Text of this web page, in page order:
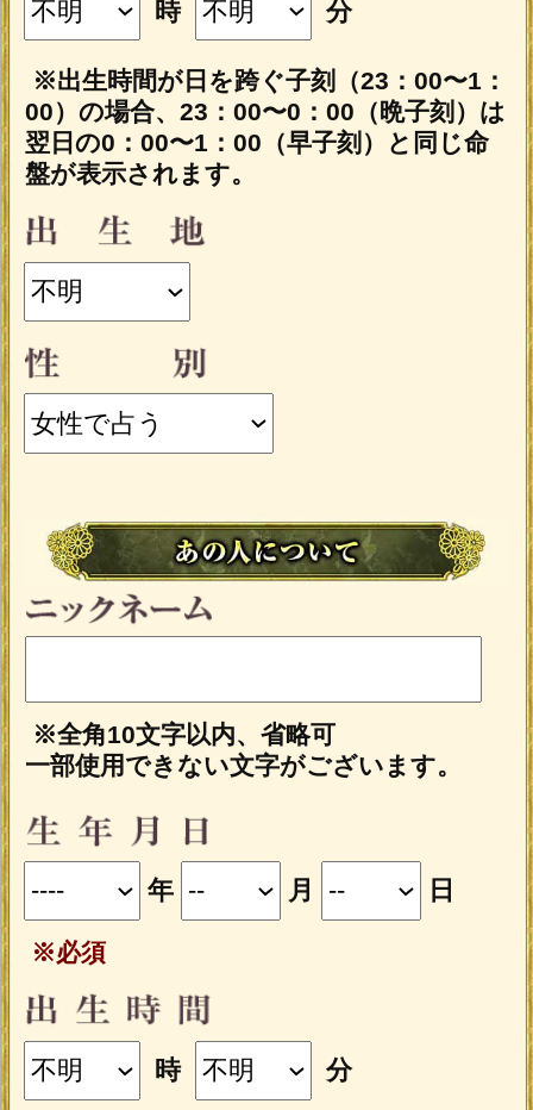
あの人の性別は、あなたと逆の性別が自
動的に設定されます。
入力した情報を記録しますか？
記録する
ます。
い会員割引対象メニューです。
1,870円(税込)/1回 が必要です。
※ご購入時にうらなえる本格占い会員の
IDでログイン済みの場合に、会員価格が
適用されます。
入下さい
会員登録（無料）すると、本格占いメニ
ューを会員特別割引価格でご購入いただ
今すぐ会員登録する
ご購入いただくと、サービス・コンテ
ンツの利用料金が発生します。
■一部無料で結果を見る場合■
と、鑑定結果の一部を無料でご覧になれ
ます。
■最初から有料で結果を見る場合■